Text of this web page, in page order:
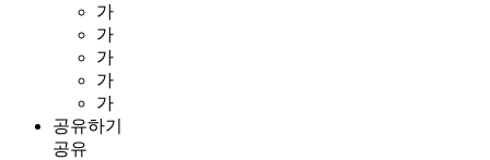
가
가
가
가
가
공유하기
공유